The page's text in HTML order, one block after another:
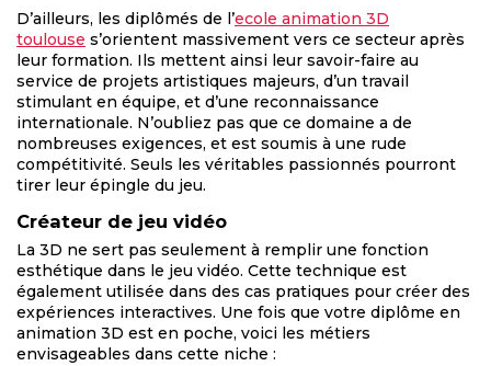
D’ailleurs, les diplômés de l’ecole animation 3D
toulouse s’orientent massivement vers ce secteur après
leur formation. Ils mettent ainsi leur savoir-faire au
service de projets artistiques majeurs, d’un travail
stimulant en équipe, et d’une reconnaissance
internationale. N’oubliez pas que ce domaine a de
nombreuses exigences, et est soumis à une rude
compétitivité. Seuls les véritables passionnés pourront
tirer leur épingle du jeu.
Créateur de jeu vidéo
La 3D ne sert pas seulement à remplir une fonction
esthétique dans le jeu vidéo. Cette technique est
également utilisée dans des cas pratiques pour créer des
expériences interactives. Une fois que votre diplôme en
animation 3D est en poche, voici les métiers
envisageables dans cette niche :